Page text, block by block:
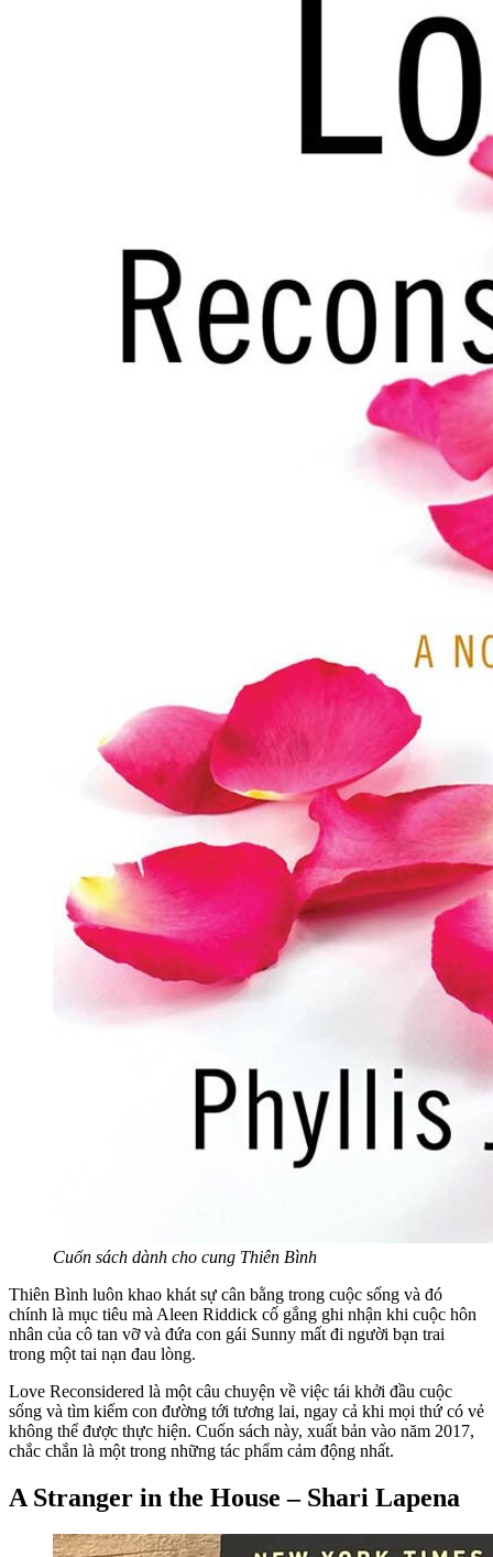
Cuốn sách dành cho cung Thiên Bình
Thiên Bình luôn khao khát sự cân bằng trong cuộc sống và đó
chính là mục tiêu mà Aleen Riddick cố gắng ghi nhận khi cuộc hôn
nhân của cô tan vỡ và đứa con gái Sunny mất đi người bạn trai
trong một tai nạn đau lòng.
Love Reconsidered là một câu chuyện về việc tái khởi đầu cuộc
sống và tìm kiếm con đường tới tương lai, ngay cả khi mọi thứ có vẻ
không thể được thực hiện. Cuốn sách này, xuất bản vào năm 2017,
chắc chắn là một trong những tác phẩm cảm động nhất.
A Stranger in the House – Shari Lapena